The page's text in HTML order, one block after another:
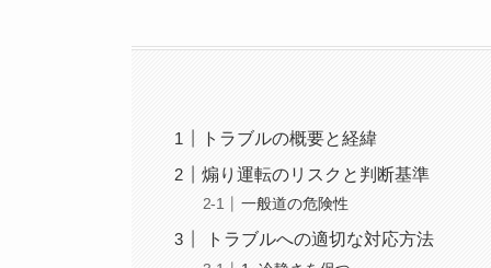
トラブルの概要と経緯
煽り運転のリスクと判断基準
一般道の危険性
トラブルへの適切な対応方法